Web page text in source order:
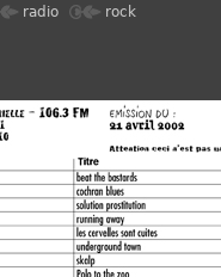
radio rock